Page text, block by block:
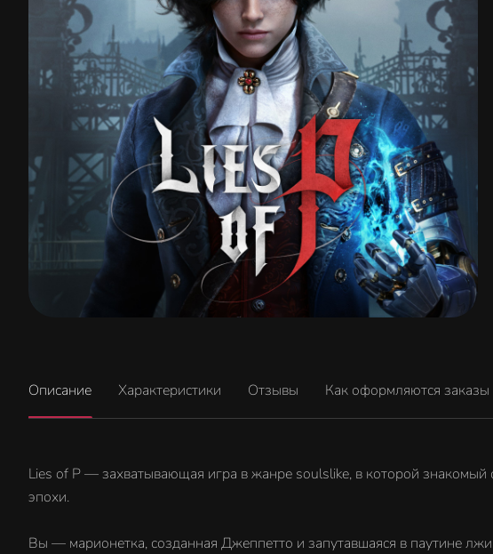
Описание Характеристики Отзывы Как оформляются заказы
Lies of P — захватывающая игра в жанре soulslike, в которой
эпохи.
Вы — марионетка, созданная Джеппетто и запутавшаяся в паутине